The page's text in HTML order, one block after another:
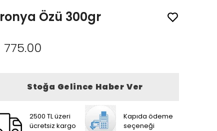
Özü 300gr
Stoğa Gelince Haber Ver
2500 TL üzeri
ücretsiz kargo
Kapıda ödeme
seçeneği